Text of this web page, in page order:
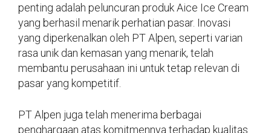
penting adalah peluncuran produk Aice Ice Cream
yang berhasil menarik perhatian pasar. Inovasi
yang diperkenalkan oleh PT Alpen, seperti varian
rasa unik dan kemasan yang menarik, telah
membantu perusahaan ini untuk tetap relevan di
pasar yang kompetitif.
PT Alpen juga telah menerima berbagai
penghargaan atas komitmennya terhadap kualitas